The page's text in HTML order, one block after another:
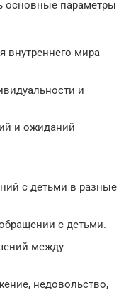
основные параметры
внутреннего мира
и
и ожиданий
с детьми в разные
с детьми.
между
недовольство,